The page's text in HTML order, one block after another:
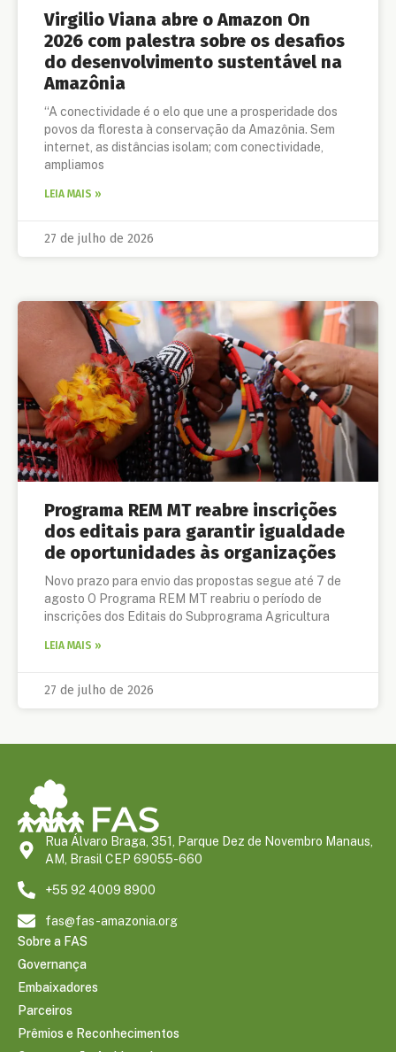
Virgilio Viana abre o Amazon On
2026 com palestra sobre os desafios
do desenvolvimento sustentável na
Amazônia
“A conectividade é o elo que une a prosperidade dos
povos da floresta à conservação da Amazônia. Sem
internet, as distâncias isolam; com conectividade,
ampliamos
LEIA MAIS »
27 de julho de 2026
Programa REM MT reabre inscrições
dos editais para garantir igualdade
de oportunidades às organizações
Novo prazo para envio das propostas segue até 7 de
agosto O Programa REM MT reabriu o período de
inscrições dos Editais do Subprograma Agricultura
LEIA MAIS »
27 de julho de 2026
Rua Álvaro Braga, 351, Parque Dez de Novembro Manaus,
AM, Brasil CEP 69055-660
+55 92 4009 8900
fas@fas-amazonia.org
Sobre a FAS
Governança
Embaixadores
Parceiros
Prêmios e Reconhecimentos